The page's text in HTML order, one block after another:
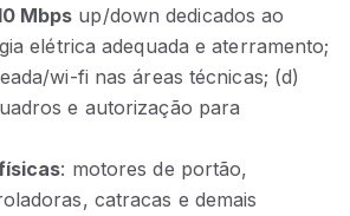
Mbps up/down dedicados ao
elétrica adequada e aterramento;
wi‑fi nas áreas técnicas; (d)
e autorização para
: motores de portão,
catracas e demais